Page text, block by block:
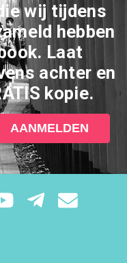
wij tijdens
hebben
Laat
achter en
kopie.